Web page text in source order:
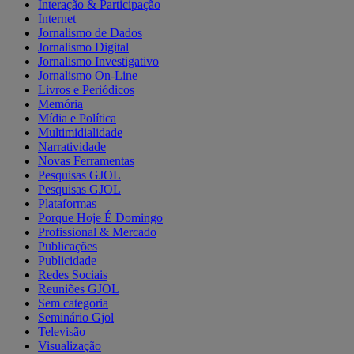
Interação & Participação
Internet
Jornalismo de Dados
Jornalismo Digital
Jornalismo Investigativo
Jornalismo On-Line
Livros e Periódicos
Memória
Mídia e Política
Multimidialidade
Narratividade
Novas Ferramentas
Pesquisas GJOL
Pesquisas GJOL
Plataformas
Porque Hoje É Domingo
Profissional & Mercado
Publicações
Publicidade
Redes Sociais
Reuniões GJOL
Sem categoria
Seminário Gjol
Televisão
Visualização